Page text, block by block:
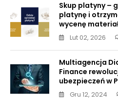
Skup platyny –
platynę i
wycenę
Lut 02, 2026
Multiagencja
Finance
ubezpieczeń w
Gru 12, 2024